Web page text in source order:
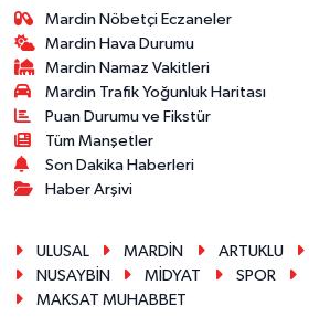
Mardin Nöbetçi Eczaneler
Mardin Hava Durumu
Mardin Namaz Vakitleri
Mardin Trafik Yoğunluk Haritası
Puan Durumu ve Fikstür
Tüm Manşetler
Son Dakika Haberleri
Haber Arşivi
ULUSAL MARDİN ARTUKLU
NUSAYBİN
MİDYAT SPOR
MAKSAT MUHABBET